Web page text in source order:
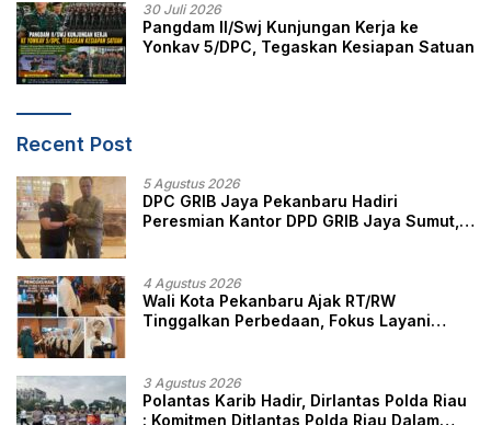
30 Juli 2026
Pangdam II/Swj Kunjungan Kerja ke
Yonkav 5/DPC, Tegaskan Kesiapan Satuan
Recent Post
5 Agustus 2026
DPC GRIB Jaya Pekanbaru Hadiri
Peresmian Kantor DPD GRIB Jaya Sumut,
4 Agustus 2026
Wali Kota Pekanbaru Ajak RT/RW
Tinggalkan Perbedaan, Fokus Layani
3 Agustus 2026
Polantas Karib Hadir, Dirlantas Polda Riau
: Komitmen Ditlantas Polda Riau Dalam